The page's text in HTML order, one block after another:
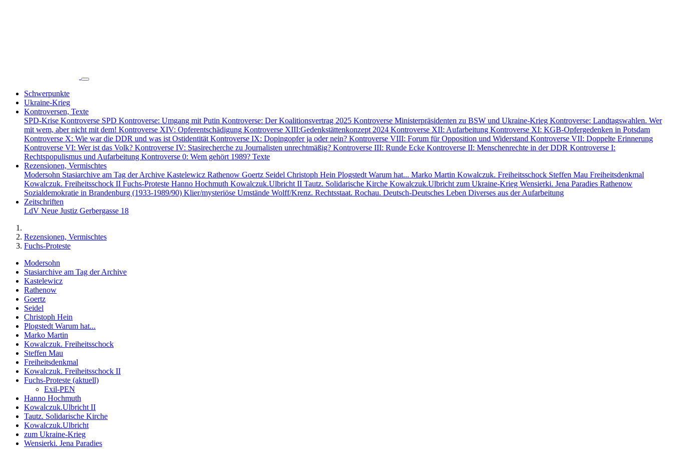
Schwerpunkte
Ukraine-Krieg
Kontroversen, Texte
SPD-Krise Kontroverse SPD Kontroverse: Umgang mit Putin Kontroverse: Der Koalitionsvertrag 2025 Kontroverse Ministerpräsidenten zu BSW und Ukraine-Krieg Kontroverse: Landtagswahlen. Wer
mit wem, aber nicht mit dem! Kontroverse XIV: Opferentschädigung Kontroverse XIII:Gedenkstättenkonzept 2024 Kontroverse XII: Aufarbeitung Kontroverse XI: KGB-Opfergedenken in Potsdam
Kontroverse X: Wie war die DDR und was ist Ostidentität Kontroverse IX: Dopingopfer ja oder nein? Kontroverse VIII: Forum für Opposition und Widerstand Kontroverse VII: Doppelte Erinnerung
Kontroverse VI: Wer ist das Volk? Kontroverse IV: Stasirecherche zu Journalisten unrechtmäßig? Kontroverse III: Runde Ecke Kontroverse II: Menschenrechte in der DDR Kontroverse I:
Rechtspopulismus und Aufarbeitung Kontroverse 0: Wem gehört 1989? Texte
Rezensionen, Vermischtes
Modersohn Stasiarchive am Tag der Archive Kastelewicz Rathenow Goertz Seidel Christoph Hein Plogstedt Warum hat... Marko Martin Kowalczuk. Freiheitsschock Steffen Mau Freiheitsdenkmal
Kowalczuk. Freiheitsschock II Fuchs-Proteste Hanno Hochmuth Kowalczuk.Ulbricht II Tautz. Solidarische Kirche Kowalczuk.Ulbricht zum Ukraine-Krieg Wensierki. Jena Paradies Rathenow
Sozialdemokratie in Brandenburg (1933-1989/90) Klier/mysteriöse Umstände Wolff/Krenz. Rechtsstaat. Rochau. Deutsch-Deutsches Leben Diverses aus der Aufarbeitung
Zeitschriften
LdV Neue Justiz Gerbergasse 18
Rezensionen, Vermischtes
Fuchs-Proteste
Modersohn
Stasiarchive am Tag der Archive
Kastelewicz
Rathenow
Goertz
Seidel
Christoph Hein
Plogstedt Warum hat...
Marko Martin
Kowalczuk. Freiheitsschock
Steffen Mau
Freiheitsdenkmal
Kowalczuk. Freiheitsschock II
Fuchs-Proteste (aktuell)
Exil-PEN
Hanno Hochmuth
Kowalczuk.Ulbricht II
Tautz. Solidarische Kirche
Kowalczuk.Ulbricht
zum Ukraine-Krieg
Wensierki. Jena Paradies